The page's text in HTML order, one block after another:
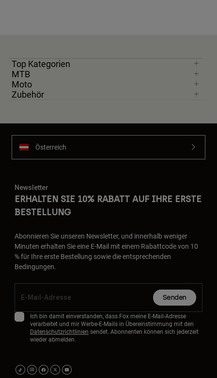
Top Kategorien
MTB
Moto
Zubehör
Österreich
Newsletter
ERHALTEN SIE 10% RABATT AUF IHRE ERSTE
BESTELLUNG
Abonnieren Sie unseren Newsletter, und innerhalb weniger
Minuten erhalten Sie eine E-Mail mit einem Rabattcode von 10
% für Ihre erste Bestellung sowie die entsprechenden
Bedingungen.
Senden
Ich bin damit einverstanden, dass Fox meine E-Mail-Adresse
verarbeitet und mir Werbe-E-Mails in Übereinstimmung mit den
Datenschutzrichtlinien sendet. Abonnenten können sich jederzeit
wieder abmelden.